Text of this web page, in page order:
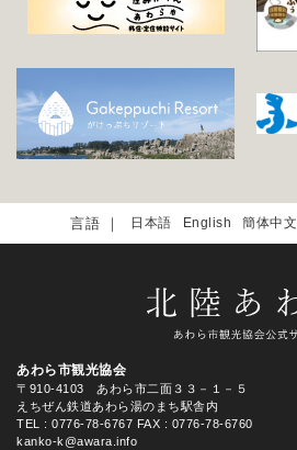
日本語 English 簡体中文
あわら市観光協会
〒910-4103 あわら市二面３３－１－５
えちぜん鉄道あわら湯のまち駅舎内
TEL
: 0776-78-6767 FAX : 0776-78-6760
kanko-k@awara.info